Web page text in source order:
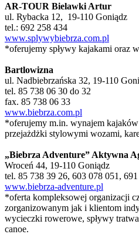
AR-TOUR Bielawki Artur
ul. Rybacka 12, 19-110 Goniądz
tel.: 692 258 434
www.splywybiebrza.com.pl
*oferujemy spływy kajakami oraz
Bartlowizna
ul. Nadbiebrzańska 32, 19-110
tel. 85 738 06 30 do 32
fax. 85 738 06 33
www.biebrza.com.pl
*oferujemy m.in. wynajem
przejażdżki stylowymi wozami,
„Biebrza Adventure” Aktywna
Wroceń 44, 19-110 Goniądz
tel. 85 738 39 26, 603 078 051,
www.biebrza-adventure.pl
*oferta kompleksowej organizacji
zorganizowanym jak i klientom
wycieczki rowerowe, spływy
canoe.